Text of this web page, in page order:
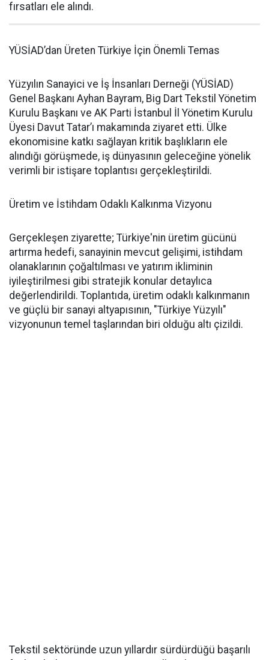
fırsatları ele alındı.
YÜSİAD’dan Üreten Türkiye İçin Önemli Temas
Yüzyılın Sanayici ve İş İnsanları Derneği (YÜSİAD)
Genel Başkanı Ayhan Bayram, Big Dart Tekstil Yönetim
Kurulu Başkanı ve AK Parti İstanbul İl Yönetim Kurulu
Üyesi Davut Tatar’ı makamında ziyaret etti. Ülke
ekonomisine katkı sağlayan kritik başlıkların ele
alındığı görüşmede, iş dünyasının geleceğine yönelik
verimli bir istişare toplantısı gerçekleştirildi.
Üretim ve İstihdam Odaklı Kalkınma Vizyonu
Gerçekleşen ziyarette; Türkiye'nin üretim gücünü
artırma hedefi, sanayinin mevcut gelişimi, istihdam
olanaklarının çoğaltılması ve yatırım ikliminin
iyileştirilmesi gibi stratejik konular detaylıca
değerlendirildi. Toplantıda, üretim odaklı kalkınmanın
ve güçlü bir sanayi altyapısının, "Türkiye Yüzyılı"
vizyonunun temel taşlarından biri olduğu altı çizildi.
Tekstil sektöründe uzun yıllardır sürdürdüğü başarılı